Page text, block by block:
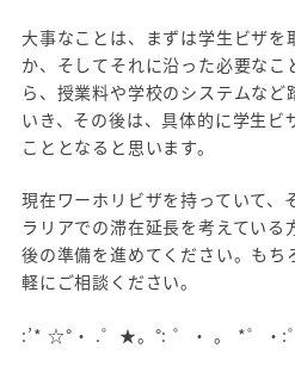
大事なことは、まずは学生ビザ
か、そしてそれに沿った必要な
ら、授業料や学校のシステムなど
いき、その後は、具体的に学生ビ
こととなると思います。
現在ワーホリビザを持っていて、
ラリアでの滞在延長を考えてい
後の準備を進めてください。も
軽にご相談ください。
:’* ☆°・ .゜★。°: ゜・ 。 *゜・